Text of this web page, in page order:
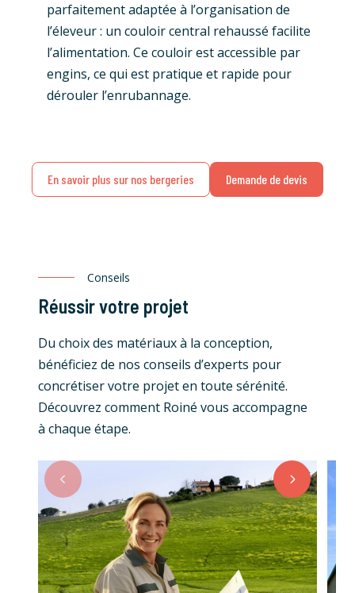
parfaitement adaptée à l’organisation de
l’éleveur : un couloir central rehaussé facilite
l’alimentation. Ce couloir est accessible par
engins, ce qui est pratique et rapide pour
dérouler l’enrubannage.
En savoir plus sur nos bergeries Demande de devis
Conseils
Réussir votre projet
Du choix des matériaux à la conception,
bénéficiez de nos conseils d’experts pour
concrétiser votre projet en toute sérénité.
Découvrez comment Roiné vous accompagne
à chaque étape.